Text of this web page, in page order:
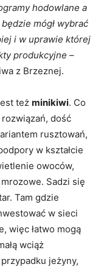
hodowlane a
mógł wybrać
i w uprawie której
produkcyjne –
z Brzeznej.
też minikiwi. Co
dość
rusztowań,
w kształcie
owoców,
Sadzi się
Tam gdzie
w sieci
więc łatwo mogą
wciąż
jeżyny,